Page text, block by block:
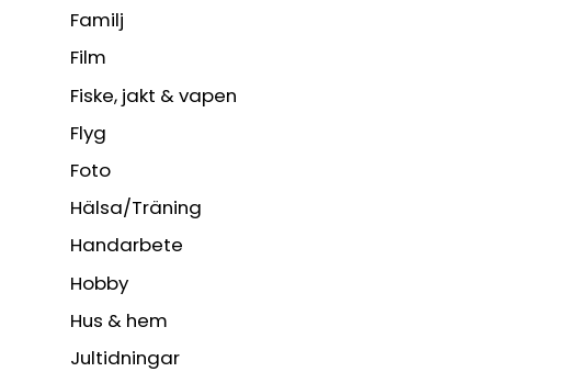
Familj
Film
Fiske, jakt & vapen
Flyg
Foto
Hälsa/Träning
Handarbete
Hobby
Hus & hem
Jultidningar